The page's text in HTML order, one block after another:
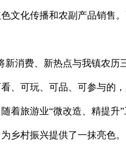
文化传播和农副产品销售
新消费、新热点与我镇农
、可玩、可品、可参与的
着旅游业“微改造、精提
乡村振兴提供了一抹亮色